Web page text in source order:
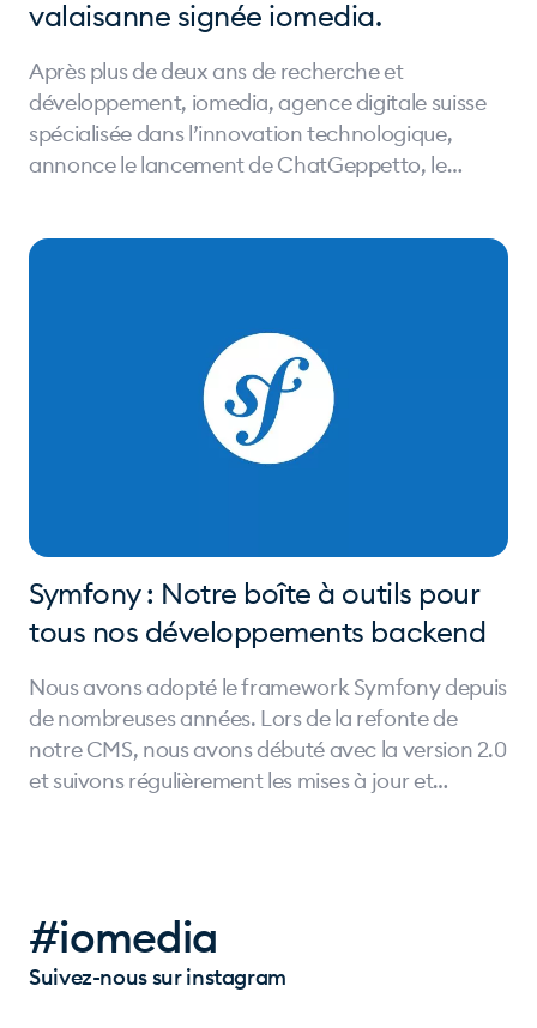
valaisanne signée iomedia.
Après plus de deux ans de recherche et
développement, iomedia, agence digitale suisse
spécialisée dans l’innovation technologique,
annonce le lancement de ChatGeppetto, le
97% (approximative).
Symfony : Notre boîte à outils pour
tous nos développements backend
Nous avons adopté le framework Symfony depuis
de nombreuses années. Lors de la refonte de
notre CMS, nous avons débuté avec la version 2.0
et suivons régulièrement les mises à jour et
#iomedia
Suivez-nous sur instagram